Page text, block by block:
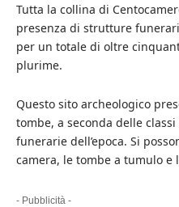
Tutta la collina di
presenza di strutture
per un totale di oltre
plurime.
Questo sito archeologico
tombe, a seconda delle
funerarie dell’epoca. Si
camera, le tombe a tumulo e
- Pubblicità -